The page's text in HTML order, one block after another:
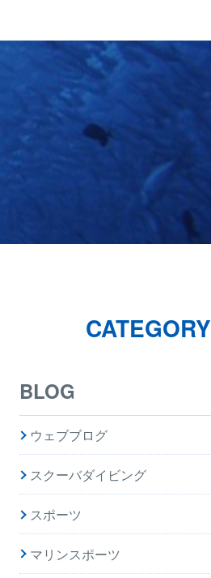
CATEGORY
BLOG
ウェブブログ
スクーバダイビング
スポーツ
マリンスポーツ